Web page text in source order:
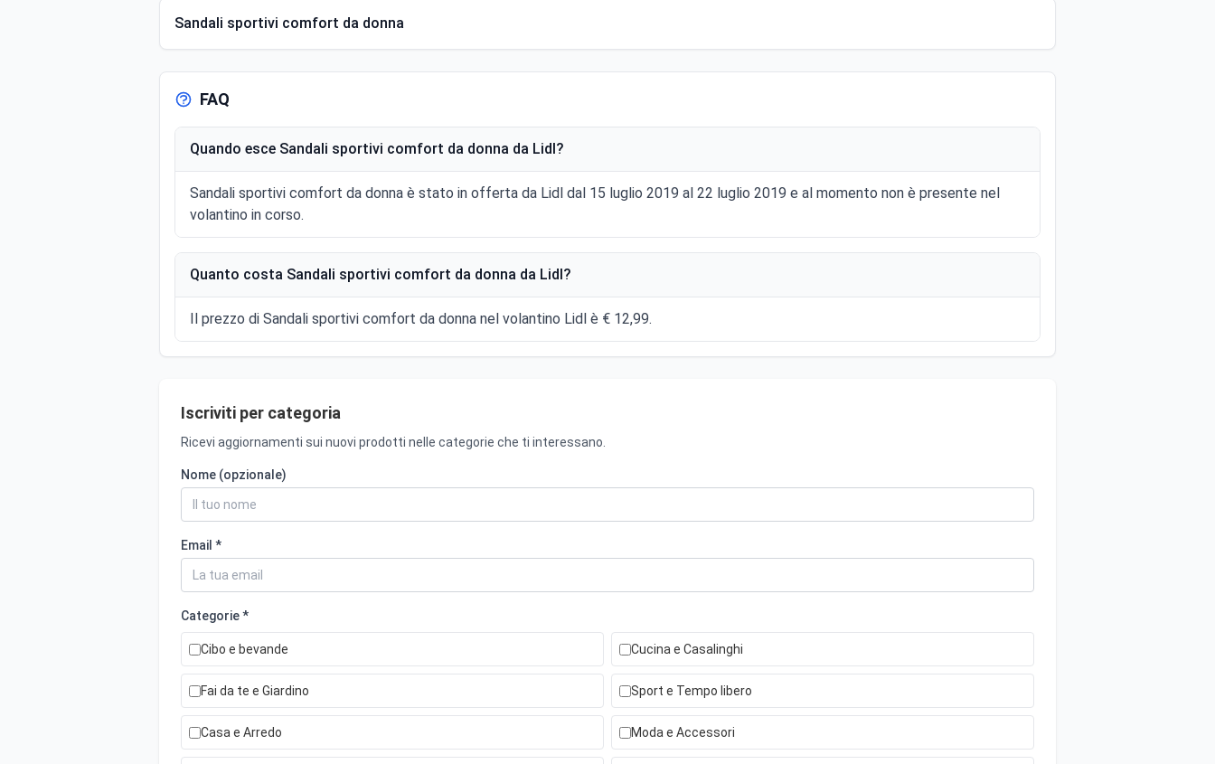
Sandali sportivi comfort da donna
FAQ
Quando esce Sandali sportivi comfort da donna da Lidl?
Sandali sportivi comfort da donna è stato in offerta da Lidl dal 15 luglio 2019 al 22 luglio 2019 e al momento non è presente nel
volantino in corso.
Quanto costa Sandali sportivi comfort da donna da Lidl?
Il prezzo di Sandali sportivi comfort da donna nel volantino Lidl è € 12,99.
Iscriviti per categoria
Ricevi aggiornamenti sui nuovi prodotti nelle categorie che ti interessano.
Nome (opzionale)
Email *
Categorie *
Cibo e bevande Cucina e Casalinghi
Fai da te e Giardino Sport e Tempo libero
Casa e Arredo Moda e Accessori